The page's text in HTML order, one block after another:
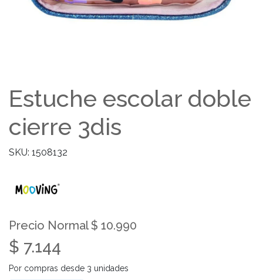
Estuche escolar doble
cierre 3dis
SKU: 1508132
Precio Normal $ 10.990
$ 7.144
Por compras desde 3 unidades